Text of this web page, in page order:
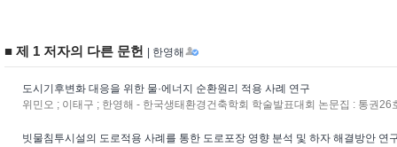
■ 제 1 저자의 다른 문헌 | 한영해
도시기후변화 대응을 위한 물·에너지 순환원리 적용 사례 연구
위민오 ; 이태구 ; 한영해 - 한국생태환경건축학회 학술발표대회 논문집 : 통권
빗물침투시설의 도로적용 사례를 통한 도로포장 영향 분석 및 하자 해결방안 연